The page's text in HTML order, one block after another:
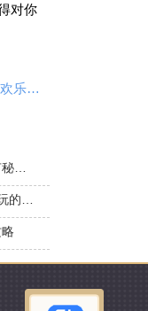
对你
欢乐对决怎么交换骰子 欢乐对决交换骰子怎么用